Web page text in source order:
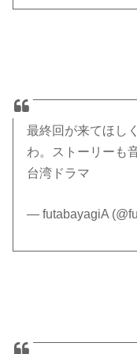
最終回が来てほし
わ。ストーリーも
台湾ドラマ
— futabayagiA